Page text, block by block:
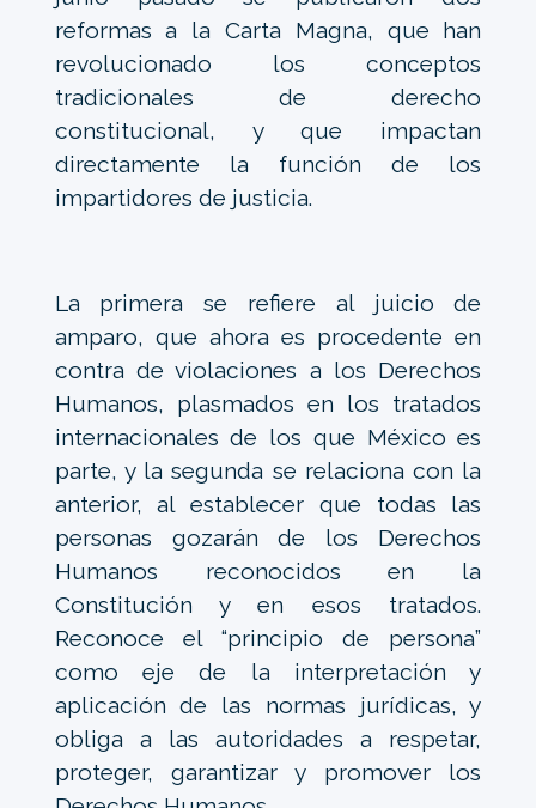
reformas a la Carta Magna, que han
revolucionado los conceptos
tradicionales de derecho
constitucional, y que impactan
directamente la función de los
impartidores de justicia.
La primera se refiere al juicio de
amparo, que ahora es procedente en
contra de violaciones a los Derechos
Humanos, plasmados en los tratados
internacionales de los que México es
parte, y la segunda se relaciona con la
anterior, al establecer que todas las
personas gozarán de los Derechos
Humanos reconocidos en la
Constitución y en esos tratados.
Reconoce el “principio de persona”
como eje de la interpretación y
aplicación de las normas jurídicas, y
obliga a las autoridades a respetar,
proteger, garantizar y promover los